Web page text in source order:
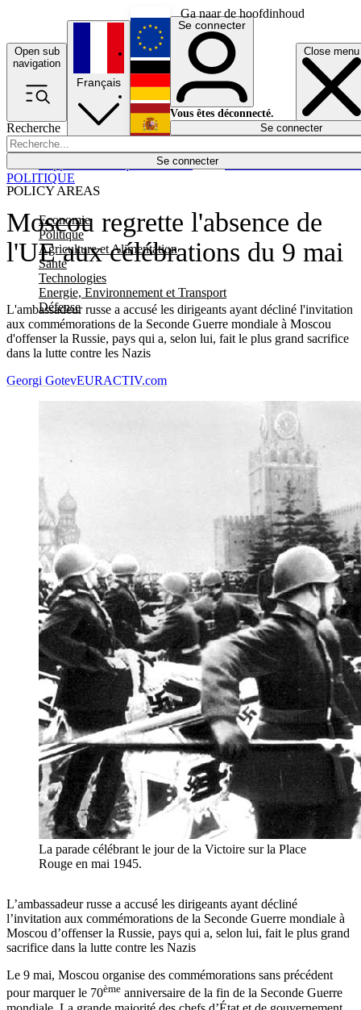
Ga naar de hoofdinhoud
Open sub
navigation
Close menu
Recherche
Se connecter
POLICY AREAS
Economie
Politique
Agriculture et Alimentation
Santé
Technologies
Energie, Environnement et Transport
Défense
Économie
Français
English
Deutsch
Español
Se connecter
Vous êtes déconnecté.
Se connecter
Moscou regrette l'absence de
l'UE aux célébrations du 9 mai
L'ambassadeur russe a accusé les dirigeants ayant décliné l'invitation
aux commémorations de la Seconde Guerre mondiale à Moscou
d'offenser la Russie, pays qui a, selon lui, fait le plus grand sacrifice
dans la lutte contre les Nazis
POLITIQUE
Georgi GotevEURACTIV.com
La parade célébrant le jour de la Victoire sur la Place
Rouge en mai 1945.
L’ambassadeur russe a accusé les dirigeants ayant décliné
l’invitation aux commémorations de la Seconde Guerre mondiale à
Moscou d’offenser la Russie, pays qui a, selon lui, fait le plus grand
sacrifice dans la lutte contre les Nazis
Le 9 mai, Moscou organise des commémorations sans précédent
pour marquer le 70ème anniversaire de la fin de la Seconde Guerre